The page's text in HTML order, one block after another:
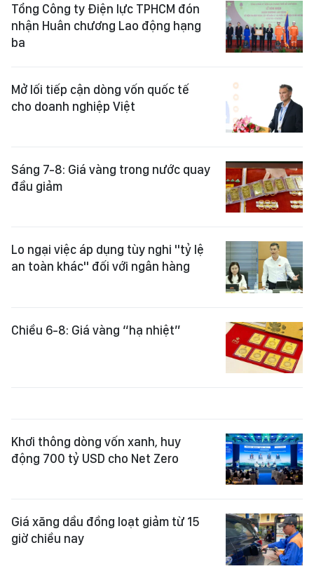
Tổng Công ty Điện lực TPHCM đón
nhận Huân chương Lao động hạng
ba
Mở lối tiếp cận dòng vốn quốc tế
cho doanh nghiệp Việt
Sáng 7-8: Giá vàng trong nước quay
đầu giảm
Lo ngại việc áp dụng tùy nghi "tỷ lệ
an toàn khác" đối với ngân hàng
Chiều 6-8: Giá vàng “hạ nhiệt”
Khơi thông dòng vốn xanh, huy
động 700 tỷ USD cho Net Zero
Giá xăng dầu đồng loạt giảm từ 15
giờ chiều nay